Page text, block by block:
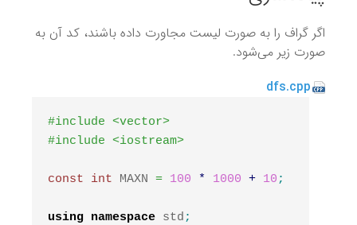
اگر گراف را به صورت لیست مجاورت داده باشند، کد آن به
صورت زیر می‌شود.
dfs.cpp
#include <vector>
#include <iostream>
const int MAXN = 100 * 1000 + 10 ;
using namespace std ;